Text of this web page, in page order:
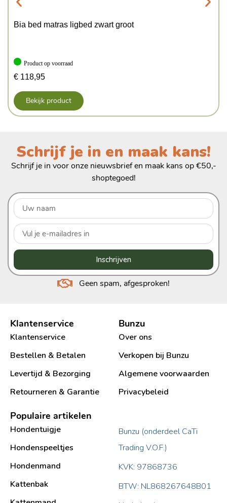
Bia bed matras ligbed zwart groot
Product op voorraad
€ 118,95
Bekijk product
Schrijf je in en maak kans!
Schrijf je in voor onze nieuwsbrief en maak kans op €50,-
shoptegoed!
Inschrijven
Geen spam, afgesproken!
Klantenservice
Klantenservice
Bestellen & Betalen
Levertijd & Bezorging
Retourneren & Garantie
Bunzu
Over ons
Verkopen bij Bunzu
Algemene voorwaarden
Privacybeleid
Populaire artikelen
Hondentuigje
Hondenspeeltjes
Hondenmand
Kattenbak
Bunzu (onderdeel CaTi
Trading V.O.F.)
KVK: 97868736
BTW: NL868267648B01